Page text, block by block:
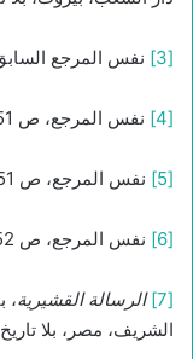
[3] نفس المرجع السابق،
[4] نفس المرجع، ص 151.
[5] نفس المرجع، ص 151-152.
[6] نفس المرجع، ص 152.
[7] الرسالة القشيرية،
الشريف، مصر، بلا تاريخ، ج 2،